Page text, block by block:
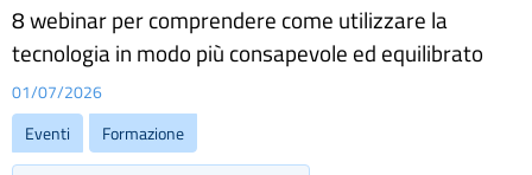
8 webinar per comprendere come utilizzare la
tecnologia in modo più consapevole ed equilibrato
01/07/2026
Eventi
Formazione